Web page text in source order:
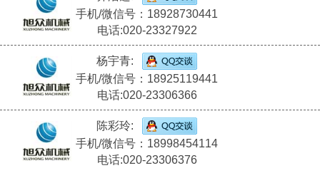
手机/微信号：18928730441
电话:020-23327922
杨宇青:
手机/微信号：18925119441
电话:020-23306366
陈彩玲:
手机/微信号：18998454114
电话:020-23306376